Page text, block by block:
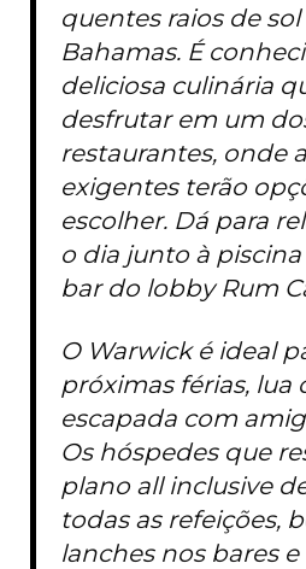
quentes raios de sol
Bahamas. É
deliciosa culinária
desfrutar em um
restaurantes, onde
exigentes terão
escolher. Dá para
o dia junto à
bar do lobby Rum
O Warwick é ideal
próximas férias, lua
escapada com
Os hóspedes que
plano all inclusive
todas as refeições,
lanches nos bares